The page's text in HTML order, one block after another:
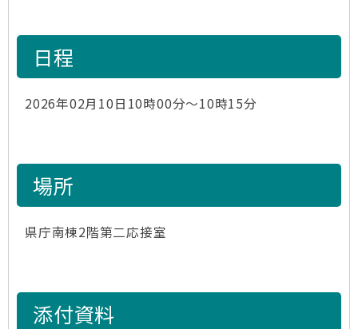
日程
2026年02月10日10時00分～10時15分
場所
県庁南棟2階第二応接室
添付資料